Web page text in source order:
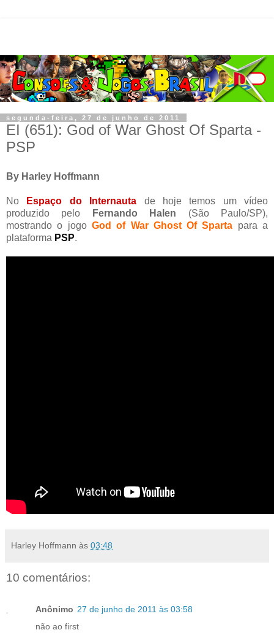
segunda-feira, 27 de junho de 2011
EI (651): God of War Ghost Of Sparta -
PSP
By Harley Hoffmann
No Espaço do Internauta de hoje temos um vídeo
produzido pelo
Fernando Halen (São Paulo/SP),
mostrando o jogo God of War Ghost Of Sparta para a
plataforma PSP.
Harley Hoffmann às 03:48
10 comentários:
Anônimo 27 de junho de 2011 às 03:58
não ao first